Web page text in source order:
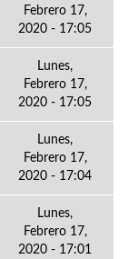
Febrero 17,
2020 - 17:05
Lunes,
Febrero 17,
2020 - 17:05
Lunes,
Febrero 17,
2020 - 17:04
Lunes,
Febrero 17,
2020 - 17:01